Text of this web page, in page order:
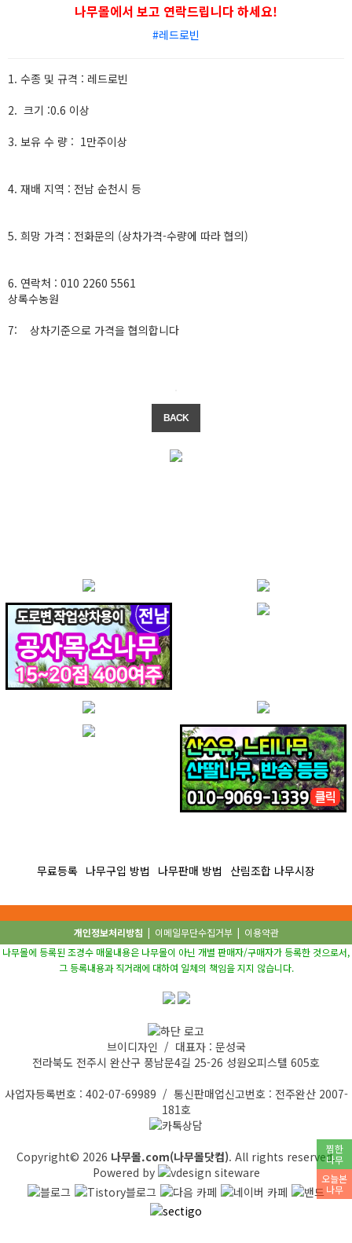
나무몰에서 보고 연락드립니다 하세요!
#레드로빈
1. 수종 및 규격 : 레드로빈
2. 크기 :0.6 이상
3. 보유 수 량 : 1만주이상
4. 재배 지역 : 전남 순천시 등
5. 희망 가격 : 전화문의 (상차가격-수량에 따라 협의)
6. 연락처 : 010 2260 5561
상록수농원
7: 상차기준으로 가격을 협의합니다
무료등록 나무구입 방법 나무판매 방법 산림조합 나무시장
개인정보처리방침 | 이메일무단수집거부| 이용약관
나무몰에 등록된 조경수 매물내용은 나무몰이 아닌 개별 판매자/구매자가 등록한 것으로서,
그 등록내용과 직거래에 대하여 일체의 책임을 지지 않습니다.
브이디자인 / 대표자 : 문성국
전라북도 전주시 완산구 풍남문4길 25-26 성원오피스텔 605호
사업자등록번호 : 402-07-69989 / 통신판매업신고번호 : 전주완산 2007-
181호
Copyright© 2026 나무몰.com(나무몰닷컴). All rights reserved.
Powered by
찜한
나무
오늘본
나무